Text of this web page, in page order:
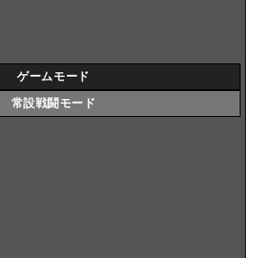
ゲームモード
常設戦闘モード